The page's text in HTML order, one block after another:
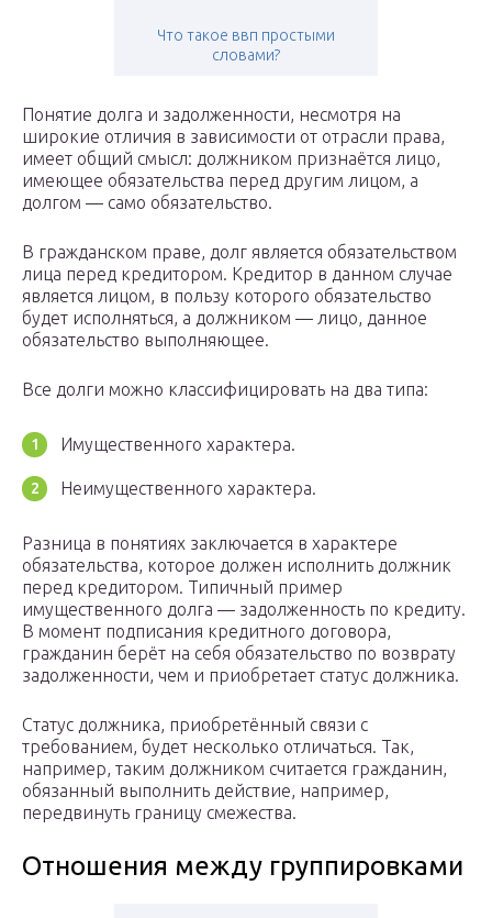
Что такое ввп простыми
словами?
Понятие долга и задолженности, несмотря на
широкие отличия в зависимости от отрасли права,
имеет общий смысл: должником признаётся лицо,
имеющее обязательства перед другим лицом, а
долгом — само обязательство.
В гражданском праве, долг является обязательством
лица перед кредитором. Кредитор в данном случае
является лицом, в пользу которого обязательство
будет исполняться, а должником — лицо, данное
обязательство выполняющее.
Все долги можно классифицировать на два типа:
Имущественного характера.
Неимущественного характера.
Разница в понятиях заключается в характере
обязательства, которое должен исполнить должник
перед кредитором. Типичный пример
имущественного долга — задолженность по кредиту.
В момент подписания кредитного договора,
гражданин берёт на себя обязательство по возврату
задолженности, чем и приобретает статус должника.
Статус должника, приобретённый связи с
требованием, будет несколько отличаться. Так,
например, таким должником считается гражданин,
обязанный выполнить действие, например,
передвинуть границу смежества.
Отношения между группировками